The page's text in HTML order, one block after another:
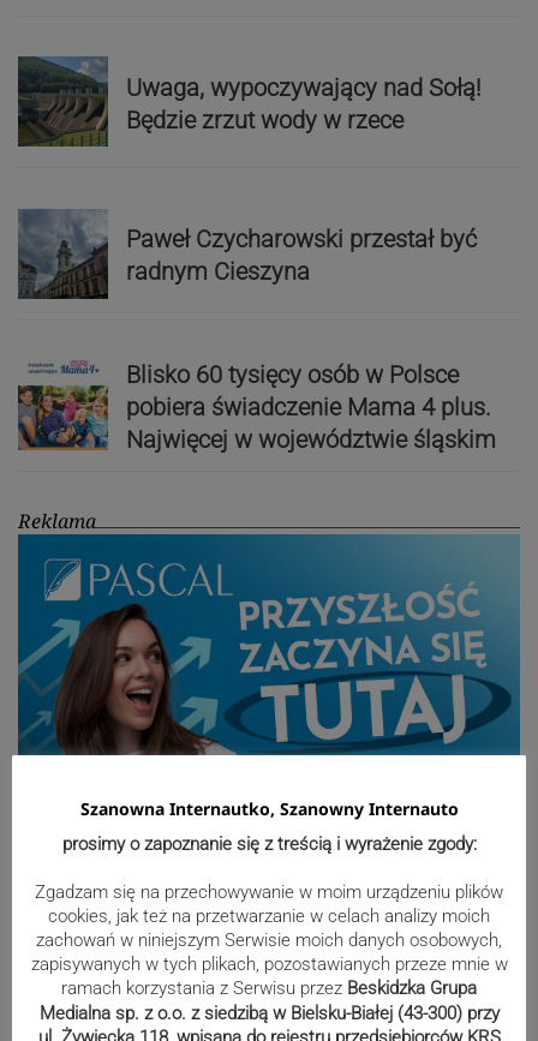
Uwaga, wypoczywający nad Sołą!
Będzie zrzut wody w rzece
Paweł Czycharowski przestał być
radnym Cieszyna
Blisko 60 tysięcy osób w Polsce
pobiera świadczenie Mama 4 plus.
Najwięcej w województwie śląskim
Reklama
Sport
Mistrzowie świata z MCK Żywiec!
ZDJĘCIA
Szanowna Internautko, Szanowny Internauto
prosimy o zapoznanie się z treścią i wyrażenie zgody:
Zgadzam się na przechowywanie w moim urządzeniu plików
cookies, jak też na przetwarzanie w celach analizy moich
zachowań w niniejszym Serwisie moich danych osobowych,
zapisywanych w tych plikach, pozostawianych przeze mnie w
ramach korzystania z Serwisu przez Beskidzka Grupa
Medialna sp. z o.o. z siedzibą w Bielsku-Białej (43-300) przy